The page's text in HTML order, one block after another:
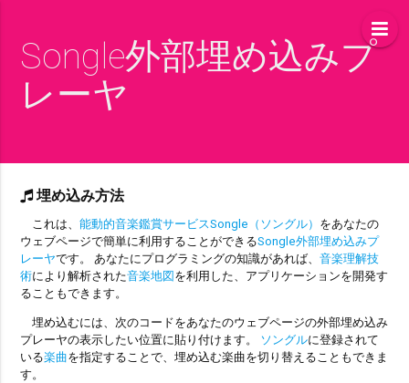
Songle外部埋め込みプ
レーヤ
埋め込み方法
これは、能動的音楽鑑賞サービスSongle（ソングル） をあなたの
ウェブページで簡単に利用することができるSongle外部埋め込みプ
レーヤです。 あなたにプログラミングの知識があれば、音楽理解技
術により解析された音楽地図を利用した、アプリケーションを開発す
ることもできます。
埋め込むには、次のコードをあなたのウェブページの外部埋め込み
プレーヤの表示したい位置に貼り付けます。 ソングルに登録されて
いる楽曲を指定することで、埋め込む楽曲を切り替えることもできま
す。